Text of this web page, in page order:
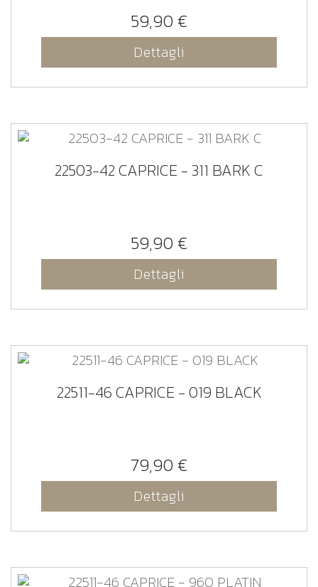
59,90 €
Dettagli
22503-42 CAPRICE - 311 BARK C
59,90 €
Dettagli
22511-46 CAPRICE - 019 BLACK
79,90 €
Dettagli